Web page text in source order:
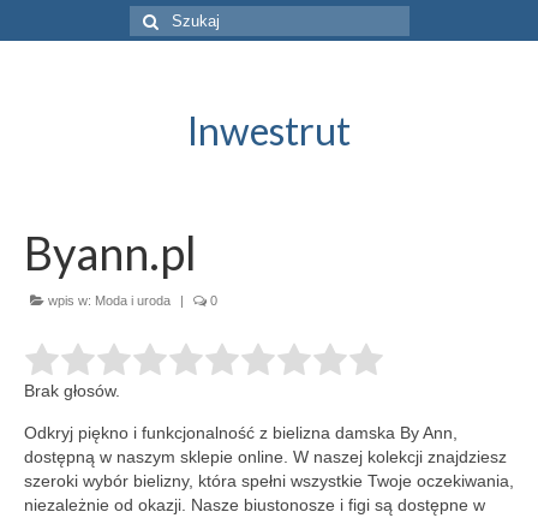
Szuklaj
w:
Inwestrut
Byann.pl
wpis w: Moda i uroda | 0
Brak głosów.
Odkryj piękno i funkcjonalność z bielizna damska By Ann,
dostępną w naszym sklepie online. W naszej kolekcji znajdziesz
szeroki wybór bielizny, która spełni wszystkie Twoje oczekiwania,
niezależnie od okazji. Nasze biustonosze i figi są dostępne w